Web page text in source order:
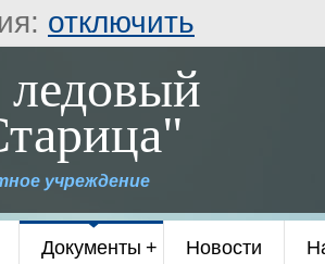
отключить
учреждение
Документы Новости